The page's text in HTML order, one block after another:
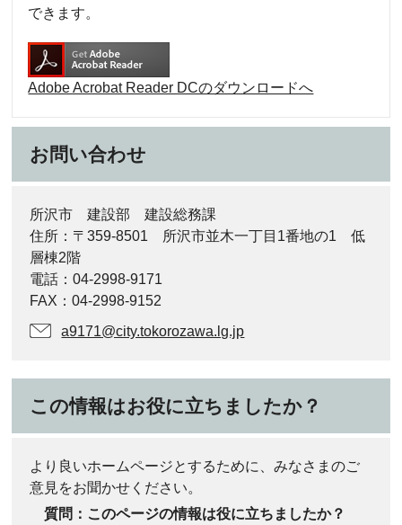
できます。
Adobe Acrobat Reader DCのダウンロードへ
お問い合わせ
所沢市 建設部 建設総務課
住所：〒359-8501 所沢市並木一丁目1番地の1 低
層棟2階
電話：04-2998-9171
FAX：04-2998-9152
a9171@city.tokorozawa.lg.jp
この情報はお役に立ちましたか？
より良いホームページとするために、みなさまのご
意見をお聞かせください。
質問：このページの情報は役に立ちましたか？